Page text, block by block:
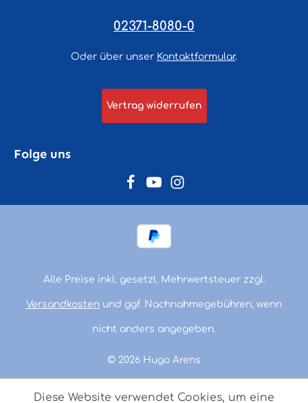
02371-8080-0
Oder über unser Kontaktformular.
Vertrag widerrufen
Folge uns
© 2026 Hugo Arens
Alle Preise inkl. gesetzl. Mehrwertsteuer zzgl.
Versandkosten und ggf. Nachnahmegebühren, wenn
nicht anders angegeben.
Diese Website verwendet Cookies, um eine